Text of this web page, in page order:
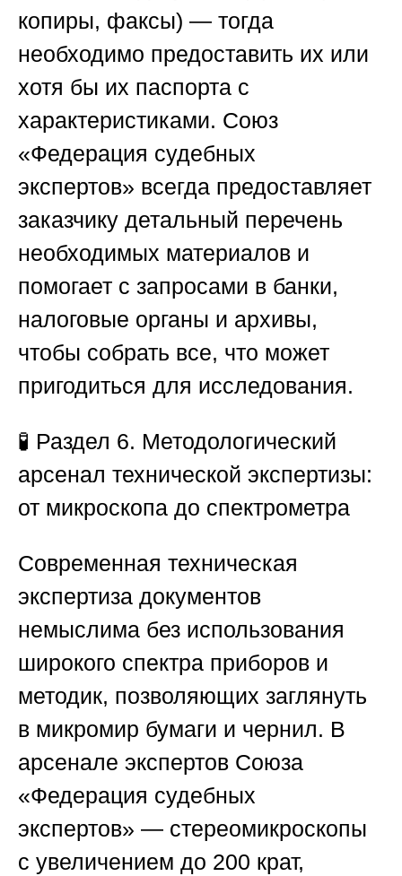
копиры, факсы) — тогда
необходимо предоставить их или
хотя бы их паспорта с
характеристиками. Союз
«Федерация судебных
экспертов» всегда предоставляет
заказчику детальный перечень
необходимых материалов и
помогает с запросами в банки,
налоговые органы и архивы,
чтобы собрать все, что может
пригодиться для исследования.
🧪 Раздел 6. Методологический
арсенал технической экспертизы:
от микроскопа до спектрометра
Современная техническая
экспертиза документов
немыслима без использования
широкого спектра приборов и
методик, позволяющих заглянуть
в микромир бумаги и чернил. В
арсенале экспертов Союза
«Федерация судебных
экспертов» — стереомикроскопы
с увеличением до 200 крат,